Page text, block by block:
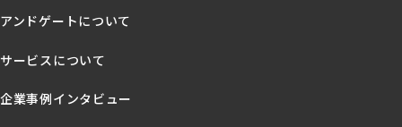
アンドゲートについて
サービスについて
企業事例インタビュー